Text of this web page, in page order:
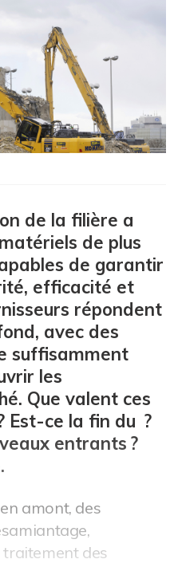
de la filière a
de plus
de garantir
efficacité et
répondent
avec des
suffisamment
les
Que valent ces
Est-ce la fin du ?
entrants ?
amont, des
traitement des